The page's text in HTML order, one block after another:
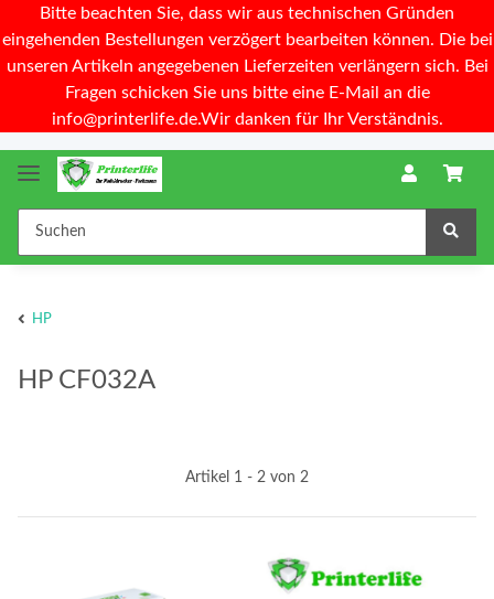
Bitte beachten Sie, dass wir aus technischen Gründen
eingehenden Bestellungen verzögert bearbeiten können. Die bei
unseren Artikeln angegebenen Lieferzeiten verlängern sich. Bei
Fragen schicken Sie uns bitte eine E-Mail an die
info@printerlife.de.Wir danken für Ihr Verständnis.
HP
HP CF032A
Artikel 1 - 2 von 2